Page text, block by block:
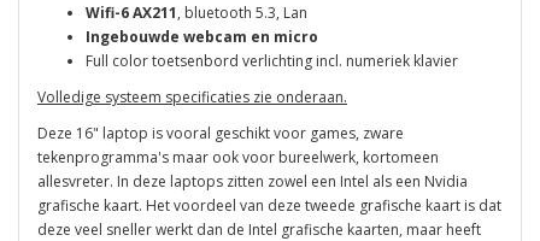
Wifi-6 AX211, bluetooth 5.3, Lan
Ingebouwde webcam en micro
Full color toetsenbord verlichting incl. numeriek klavier
Volledige systeem specificaties zie onderaan.
Deze 16" laptop is vooral geschikt voor games, zware
tekenprogramma's maar ook voor bureelwerk, kortomeen
allesvreter. In deze laptops zitten zowel een Intel als een Nvidia
grafische kaart. Het voordeel van deze tweede grafische kaart is dat
deze veel sneller werkt dan de Intel grafische kaarten, maar heeft